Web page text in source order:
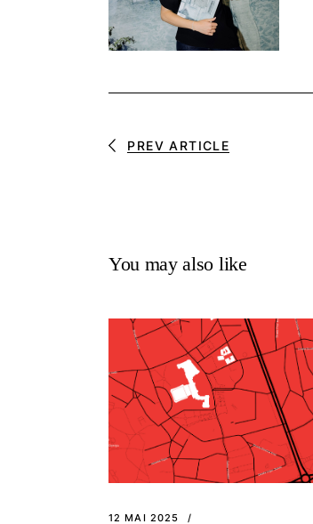
PREV ARTICLE
You may also like
12 MAI 2025